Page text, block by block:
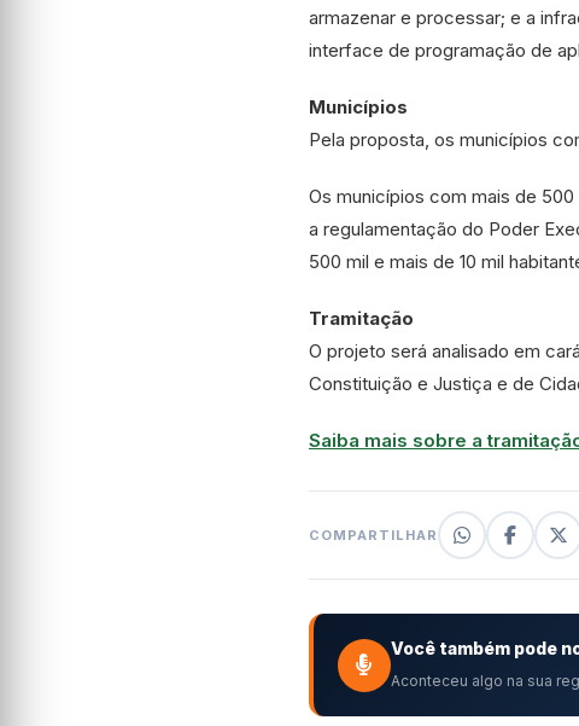
armazenar e processar; e a
interface de programação de
Municípios
Pela proposta, os municípios
Os municípios com mais de
a regulamentação do Poder
500 mil e mais de 10 mil
Tramitação
O projeto será analisado em
Constituição e Justiça e de
Saiba mais sobre a
COMPARTILHAR
Você também pode
Aconteceu algo na sua